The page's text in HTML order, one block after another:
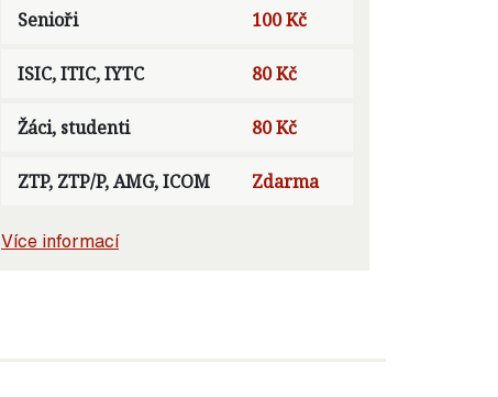
Senioři 100 Kč
ISIC, ITIC, IYTC 80 Kč
Žáci, studenti 80 Kč
ZTP, ZTP/P, AMG, ICOM Zdarma
Více informací